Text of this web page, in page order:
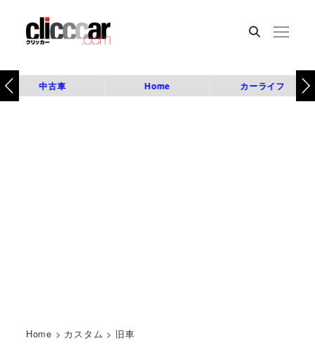
中古車 Home カーライフ
Home > カスタム > 旧車